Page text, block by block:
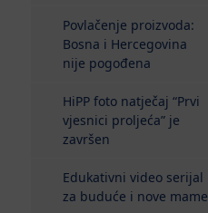
Povlačenje proizvoda:
Bosna i Hercegovina
nije pogođena
HiPP foto natječaj “Prvi
vjesnici proljeća” je
završen
Edukativni video serijal
za buduće i nove mame